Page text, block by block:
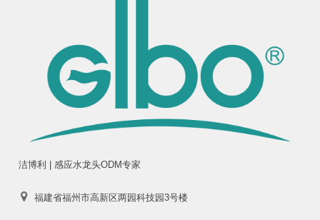
洁博利 | 感应水龙头ODM专家
福建省福州市高新区两园科技园3号楼